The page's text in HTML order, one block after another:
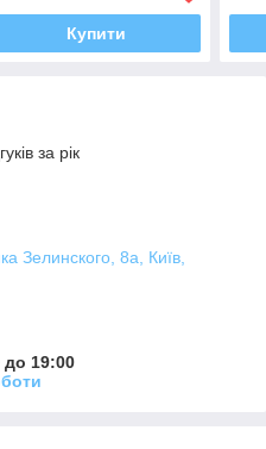
Купити
за рік
Зелинского, 8а, Київ,
до 19:00